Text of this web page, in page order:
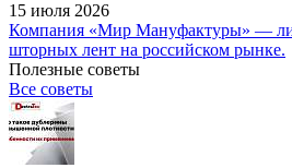
15 июля 2026
Компания «Мир Мануфактуры» —
шторных лент на российском рынке.
Полезные советы
Все советы